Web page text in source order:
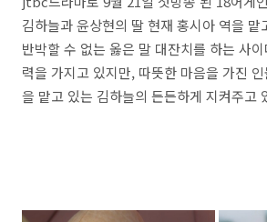
김하늘과 윤상현의 딸 현재 홍시아 역을 맡
반박할 수 없는 옳은 말 대잔치를 하는 사
력을 가지고 있지만, 따뜻한 마음을 가진
을 맡고 있는 김하늘의 든든하게 지켜주고